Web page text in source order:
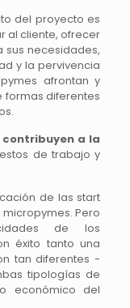
del proyecto es
al cliente, ofrecer
necesidades,
y la pervivencia
afrontan y
formas diferentes
contribuyen a la
de trabajo y
de las start
Pero
de los
éxito tanto una
tan diferentes -
tipologías de
económico del